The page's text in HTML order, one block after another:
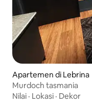
Apartemen di Lebrina
Murdoch tasmania
Nilai · Lokasi · Dekor